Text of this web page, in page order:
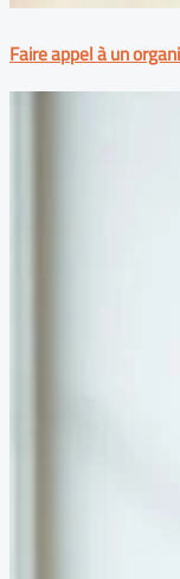
Faire appel à un